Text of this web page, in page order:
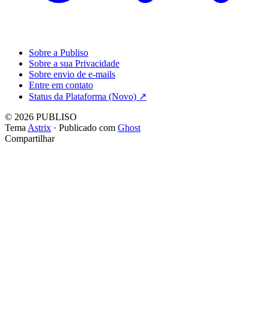
Sobre a Publiso
Sobre a sua Privacidade
Sobre envio de e-mails
Entre em contato
Status da Plataforma (Novo) ↗
© 2026 PUBLISO
Tema Astrix · Publicado com Ghost
Compartilhar